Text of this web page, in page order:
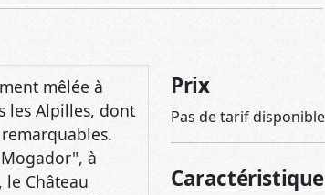
mêlée à
Alpilles, dont
à
le Château
son huile
et son vin
Perfection.
Prix
Caractéristiques
Gastronomie
Terroir